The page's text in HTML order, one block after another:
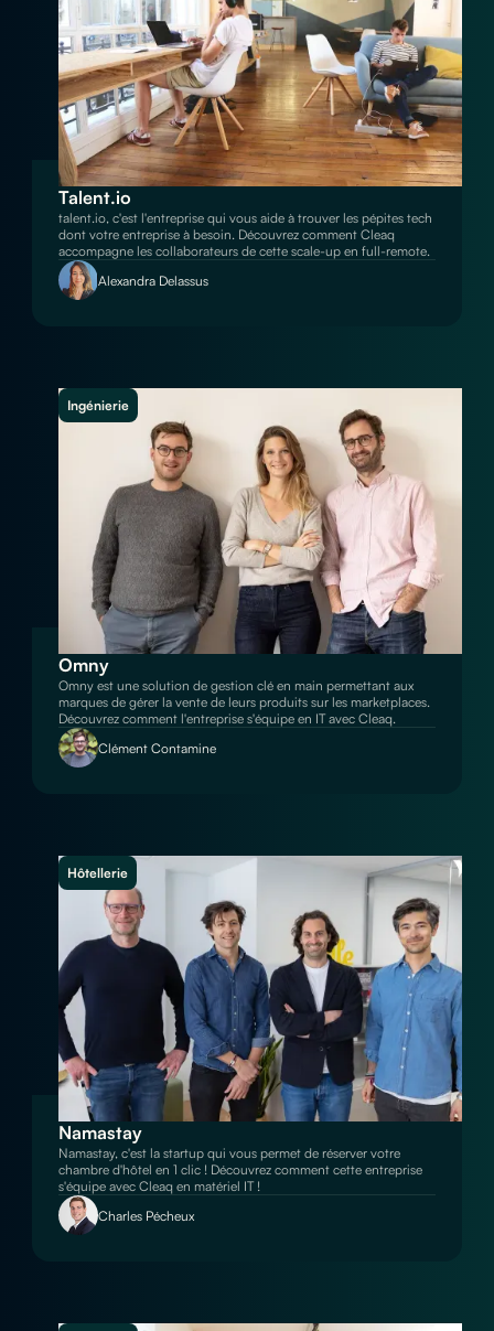
Talent.io
talent.io, c'est l'entreprise qui vous aide à trouver les pépites tech
dont votre entreprise à besoin. Découvrez comment Cleaq
accompagne les collaborateurs de cette scale-up en full-remote.
Alexandra Delassus
Ingénierie
Omny
Omny est une solution de gestion clé en main permettant aux
marques de gérer la vente de leurs produits sur les marketplaces.
Découvrez comment l'entreprise s'équipe en IT avec Cleaq.
Clément Contamine
Hôtellerie
Namastay
Namastay, c'est la startup qui vous permet de réserver votre
chambre d'hôtel en 1 clic ! Découvrez comment cette entreprise
s'équipe avec Cleaq en matériel IT !
Charles Pécheux